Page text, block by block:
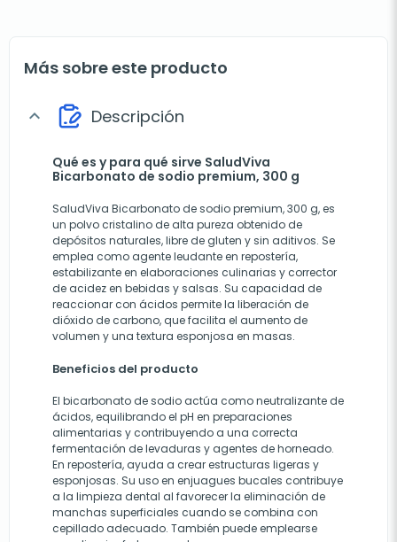
Más sobre este producto
expand_more Descripción
Qué es y para qué sirve SaludViva
Bicarbonato de sodio premium, 300 g
SaludViva Bicarbonato de sodio premium, 300 g, es
un polvo cristalino de alta pureza obtenido de
depósitos naturales, libre de gluten y sin aditivos. Se
emplea como agente leudante en repostería,
estabilizante en elaboraciones culinarias y corrector
de acidez en bebidas y salsas. Su capacidad de
reaccionar con ácidos permite la liberación de
dióxido de carbono, que facilita el aumento de
volumen y una textura esponjosa en masas.
Beneficios del producto
El bicarbonato de sodio actúa como neutralizante de
ácidos, equilibrando el pH en preparaciones
alimentarias y contribuyendo a una correcta
fermentación de levaduras y agentes de horneado.
En repostería, ayuda a crear estructuras ligeras y
esponjosas. Su uso en enjuagues bucales contribuye
a la limpieza dental al favorecer la eliminación de
manchas superficiales cuando se combina con
cepillado adecuado. También puede emplearse